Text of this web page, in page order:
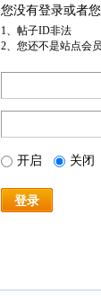
您没有登录或者
1、帖子ID非法
2、您还不是站点会
开启 关闭
登录